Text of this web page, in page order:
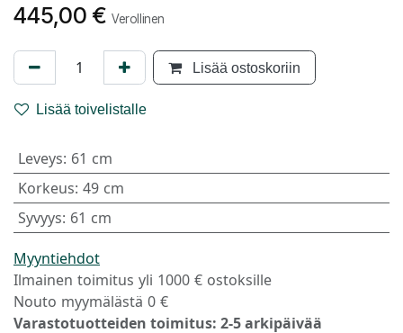
445,00 € Verollinen
Lisää ostoskoriin
Lisää toivelistalle
Leveys: 61 cm
Korkeus: 49 cm
Syvyys: 61 cm
Myyntiehdot
Ilmainen toimitus yli 1000 € ostoksille
Nouto myymälästä 0 €
Varastotuotteiden toimitus: 2-5 arkipäivää